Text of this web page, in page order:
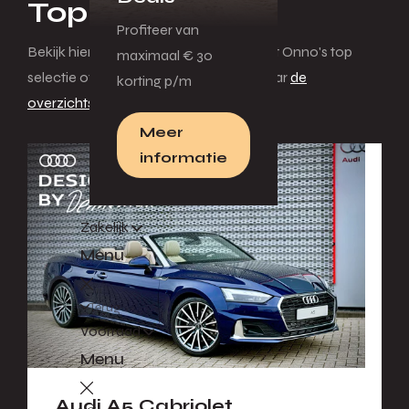
Profiteer van
maximaal € 30
korting p/m
Meer
informatie
Zakelijk
Menu
Terug
Voorraad
Menu
Top selectie.
Bekijk hieronder de andere modellen uit Onno's top
selectie of klik hier om terug te gaan naarde
overzichtspagina